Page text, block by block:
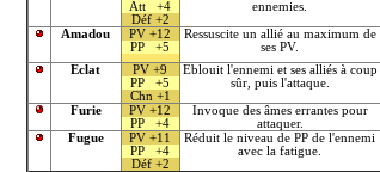
Att +4
Déf +2
ennemies.
Amadou
PV +12
PP +5
Ressuscite un allié au maximum de
ses PV.
Eclat
PV +9
PP +5
Chn +1
Eblouit l'ennemi et ses alliés à coup
sûr, puis l'attaque.
Furie
PV +12
PP +4
Invoque des âmes errantes pour
attaquer.
Fugue
PV +11
PP +4
Déf +2
Réduit le niveau de PP de l'ennemi
avec la fatigue.